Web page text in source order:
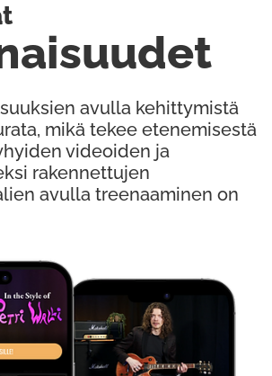
avulla kehittymistä
mikä tekee etenemisestä
videoiden ja
rakennettujen
avulla treenaaminen on